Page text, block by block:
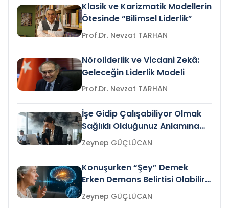
Klasik ve Karizmatik Modellerin
Ötesinde “Bilimsel Liderlik”
Prof.Dr. Nevzat TARHAN
Nöroliderlik ve Vicdani Zekâ:
Geleceğin Liderlik Modeli
Prof.Dr. Nevzat TARHAN
İşe Gidip Çalışabiliyor Olmak
Sağlıklı Olduğunuz Anlamına
Gelir mi?Zeynep GÜÇLÜCAN
Konuşurken “Şey” Demek
Erken Demans Belirtisi Olabilir
mi?
Zeynep GÜÇLÜCAN